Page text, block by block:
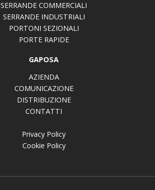
SERRANDE COMMERCIALI
SERRANDE INDUSTRIALI
PORTONI SEZIONALI
PORTE RAPIDE
GAPOSA
AZIENDA
COMUNICAZIONE
DISTRIBUZIONE
CONTATTI
Privacy Policy
Cookie Policy